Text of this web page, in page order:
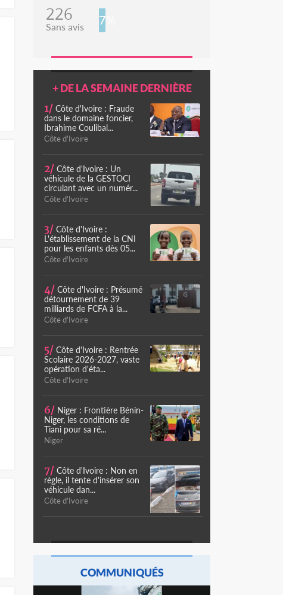
226
Sans avis 7%
+ DE LA SEMAINE DERNIÈRE
1/ Côte d'Ivoire : Fraude
dans le domaine foncier,
Ibrahime Coulibal...
Côte d'Ivoire
2/ Côte d'Ivoire : Un
véhicule de la GESTOCI
circulant avec un numér...
Côte d'Ivoire
3/ Côte d'Ivoire :
L'établissement de la CNI
pour les enfants dès 05...
Côte d'Ivoire
4/ Côte d'Ivoire : Présumé
détournement de 39
milliards de FCFA à la...
Côte d'Ivoire
5/ Côte d'Ivoire : Rentrée
Scolaire 2026-2027, vaste
opération d'éta...
Côte d'Ivoire
6/ Niger : Frontière Bénin-
Niger, les conditions de
Tiani pour sa ré...
Niger
7/ Côte d'Ivoire : Non en
règle, il tente d'insérer son
véhicule dan...
Côte d'Ivoire
COMMUNIQUÉS